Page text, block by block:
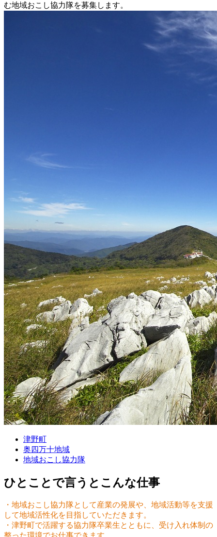
む地域おこし協力隊を募集します。
津野町
奥四万十地域
地域おこし協力隊
ひとことで言うとこんな仕事
・地域おこし協力隊として産業の発展や、地域活動等を支援
して地域活性化を目指していただきます。
・津野町で活躍する協力隊卒業生とともに、受け入れ体制の
整った環境でお仕事できます。